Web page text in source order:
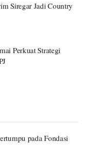
Siregar Jadi Country
Perkuat Strategi
pada Fondasi